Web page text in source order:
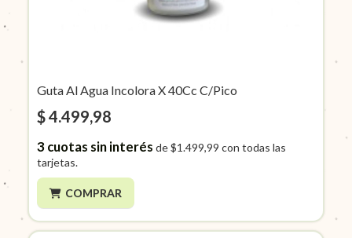
Guta Al Agua Incolora X 40Cc C/Pico
$ 4.499,98
3cuotas sin interés de$1.499,99 con todas las
tarjetas.
COMPRAR